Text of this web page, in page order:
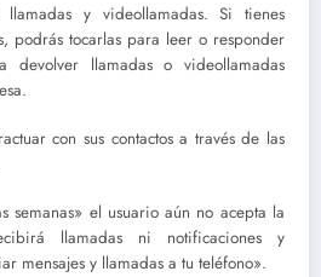
y videollamadas. Si tienes
podrás tocarlas para leer o responder
devolver llamadas o videollamadas
con sus contactos a través de las
semanas» el usuario aún no acepta la
llamadas ni notificaciones y
mensajes y llamadas a tu teléfono».